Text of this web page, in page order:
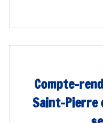
Compte-
Saint-Pierre